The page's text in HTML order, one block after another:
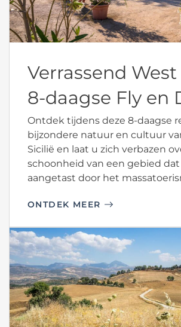
Verrassend West
8-daagse Fly en
Ontdek tijdens deze 8-daagse
bijzondere natuur en cultuur
Sicilië en laat u zich verbazen
schoonheid van een gebied
aangetast door het
ONTDEK MEER